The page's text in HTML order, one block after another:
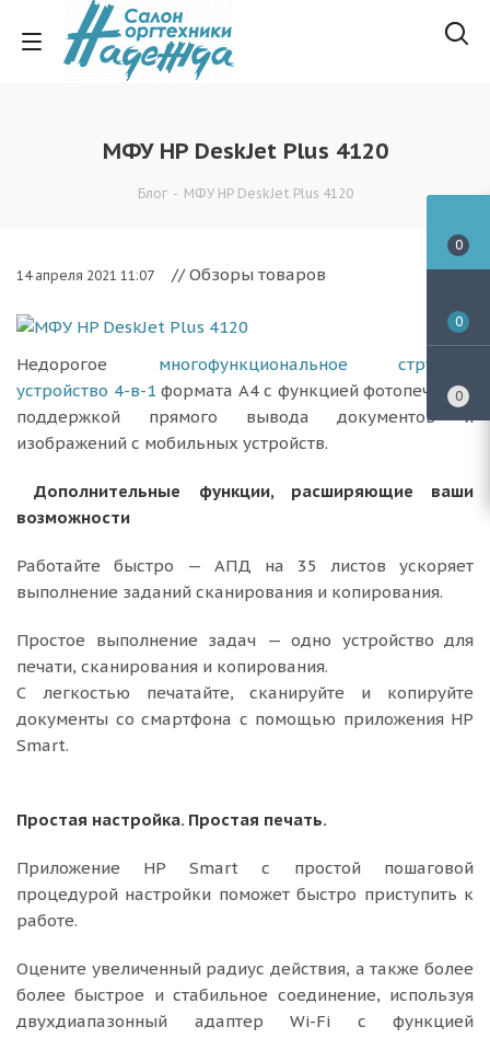
МФУ HP DeskJet Plus 4120
Блог - МФУ HP DeskJet Plus 4120
14 апреля 2021 11:07 // Обзоры товаров
Недорогое многофункциональное струйное
устройство 4-в-1 формата А4 с функцией фотопечати и
поддержкой прямого вывода документов и
изображений с мобильных устройств.
Дополнительные функции, расширяющие ваши
возможности
Работайте быстро — АПД на 35 листов ускоряет
выполнение заданий сканирования и копирования.
Простое выполнение задач — одно устройство для
печати, сканирования и копирования.
С легкостью печатайте, сканируйте и копируйте
документы со смартфона с помощью приложения HP
Smart.
Простая настройка. Простая печать.
Приложение HP Smart с простой пошаговой
процедурой настройки поможет быстро приступить к
работе.
Оцените увеличенный радиус действия, а также более
более быстрое и стабильное соединение, используя
двухдиапазонный адаптер Wi-Fi с функцией
0
0
0